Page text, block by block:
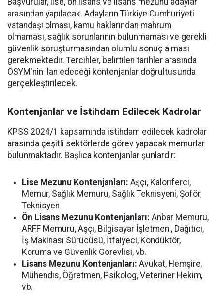
Başvurular, lise, ön lisans ve lisans mezunu adaylar
arasından yapılacak. Adayların Türkiye Cumhuriyeti
vatandaşı olması, kamu haklarından mahrum
olmaması, sağlık sorunlarının bulunmaması ve gerekli
güvenlik soruşturmasından olumlu sonuç alması
gerekmektedir. Tercihler, belirtilen tarihler arasında
ÖSYM'nin ilan edeceği kontenjanlar doğrultusunda
gerçekleştirilecek.
Kontenjanlar ve İstihdam Edilecek Kadrolar
KPSS 2024/1 kapsamında istihdam edilecek kadrolar
arasında çeşitli sektörlerde görev yapacak memurlar
bulunmaktadır. Başlıca kontenjanlar şunlardır:
Lise Mezunu Kontenjanları: Aşçı, Kaloriferci,
Memur, Sağlık Memuru, Sağlık Teknisyeni, Şoför,
Teknisyen
Ön Lisans Mezunu Kontenjanları: Anbar Memuru,
ARFF Memuru, Aşçı, Bilgisayar İşletmeni, Dağıtıcı,
İş Makinası Sürücüsü, İtfaiyeci, Kondüktör,
Koruma ve Güvenlik Görevlisi, vb.
Lisans Mezunu Kontenjanları: Avukat, Hemşire,
Mühendis, Öğretmen, Psikolog, Veteriner Hekim,
vb.